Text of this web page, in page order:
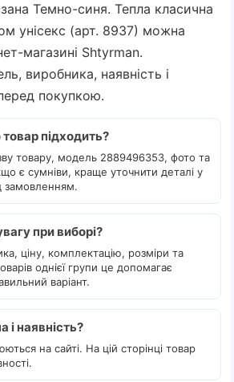
Темно-синя. Тепла класична
унісекс (арт. 8937) можна
магазині Shtyrman.
виробника, наявність і
покупкою.
підходить?
товару, модель 2889496353, фото та
є сумніви, краще уточнити деталі у
замовленням.
при виборі?
ціну, комплектацію, розміри та
однієї групи це допомагає
варіант.
і наявність?
на сайті. На цій сторінці товар